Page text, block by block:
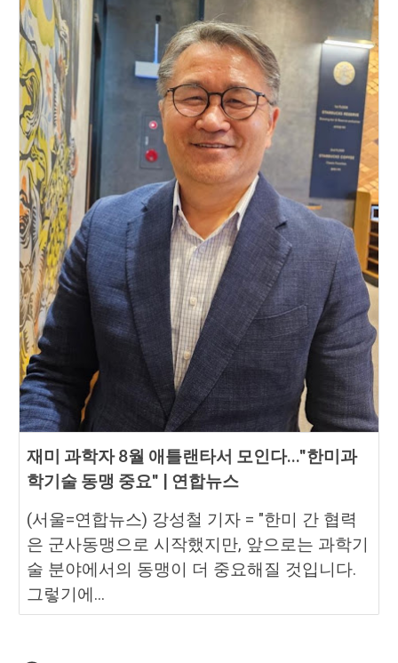
재미 과학자 8월 애틀랜타서 모인다…"한미과
학기술 동맹 중요" | 연합뉴스
(서울=연합뉴스) 강성철 기자 = "한미 간 협력
은 군사동맹으로 시작했지만, 앞으로는 과학기
술 분야에서의 동맹이 더 중요해질 것입니다.
그렇기에...